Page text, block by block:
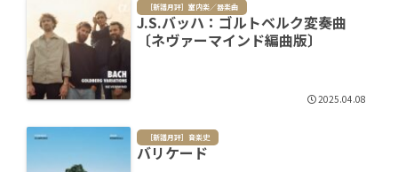
［新譜月評］室内楽／器楽曲
J.S.バッハ：ゴルトベルク変奏曲
〔ネヴァーマインド編曲版〕
2025.04.08
［新譜月評］音楽史
バリケード